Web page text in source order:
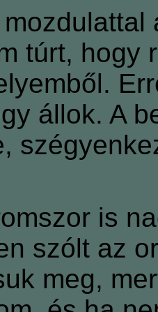
túrt, hogy
állok. A
is
szólt az
meg,